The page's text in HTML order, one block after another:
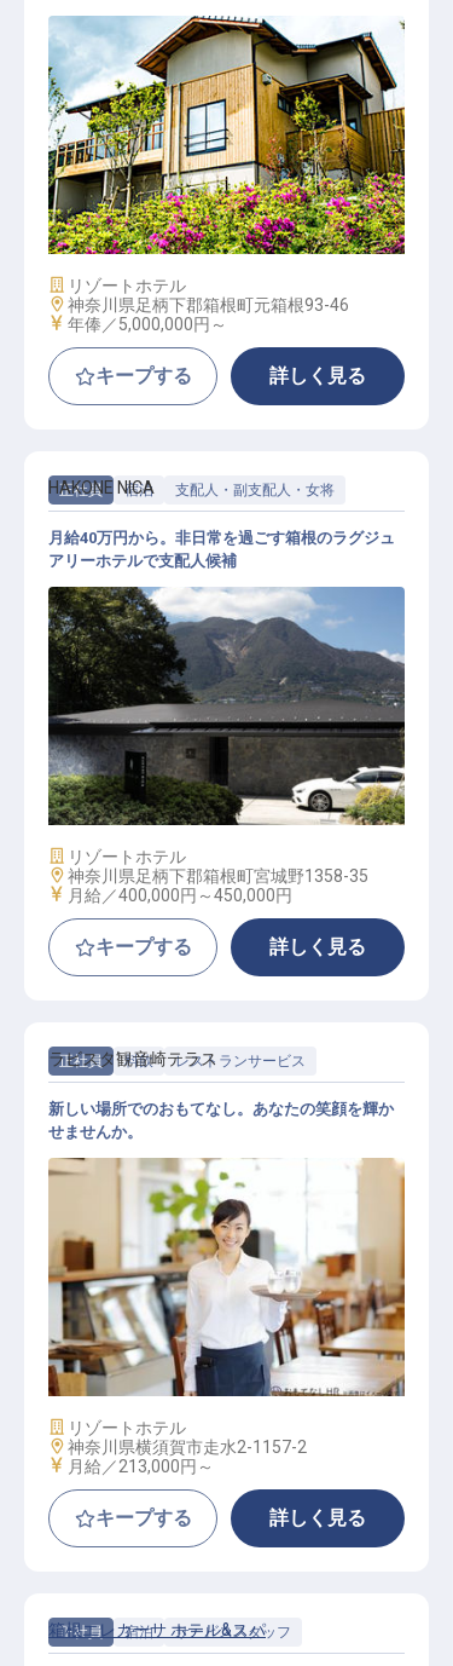
支配人・副支配人・女将 / 正社員
施設業態
リゾートホテル
勤務地
神奈川県足柄下郡箱根町元箱根93-46
給与
年俸／5,000,000円～
キープする 詳しく見る
正社員 宿泊 支配人・副支配人・女将
支配人候補
HAKONE NICA
月給40万円から。非日常を過ごす箱根のラグジュ
アリーホテルで支配人候補
施設業態
リゾートホテル
勤務地
神奈川県足柄下郡箱根町宮城野1358-35
給与
月給／400,000円～450,000円
キープする 詳しく見る
正社員 料飲 レストランサービス
レストランサービス
ラビスタ観音崎テラス
新しい場所でのおもてなし。あなたの笑顔を輝か
せませんか。
施設業態
リゾートホテル
勤務地
神奈川県横須賀市走水2-1157-2
給与
月給／213,000円～
キープする 詳しく見る
正社員 宿泊 サービススタッフ
箱根エレカーサ ホテル&スパ